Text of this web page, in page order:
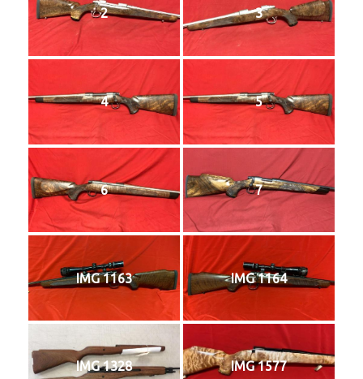
2 3
4 5
6 7
IMG 1163 IMG 1164
IMG 1328 IMG 1577